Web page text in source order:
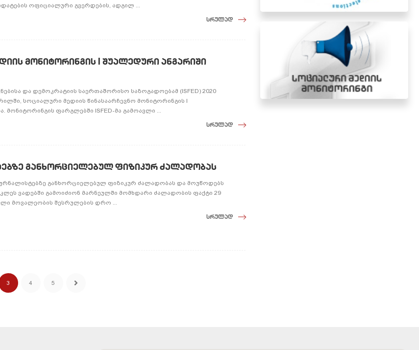
ოფიციალური გვერდების, ადგილ ...
სრულად
მონიტორინგის I შუალედური ანგარიში
და დემოკრატიის საერთაშორისო საზოგადოებამ (ISFED) 2020
სოციალური მედიის წინასაარჩევნო მონიტორინგის I
მონიტორინგის ფარგლებში ISFED-მა გამოავლი ...
სრულად
განხორციელებულ ფიზიკურ ძალადობას
განხორციელებულ ფიზიკურ ძალადობას და მოუწოდებს
ვადებში გამოიძიონ მარნეულში მომხდარი ძალადობის ფაქტი 29
მოვალეობის შესრულების დრო ...
სრულად
3 4 5